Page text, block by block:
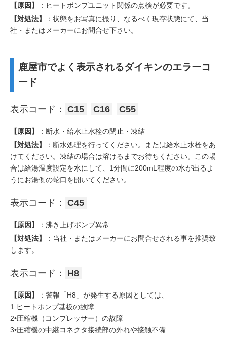
【原因】
：ヒートポンプユニット関係の点検が必要です。
【対処法】
：状態をお写真に撮り、なるべく現存状態にて、当
社・またはメーカーにお問合せ下さい。
鹿屋市でよく表示されるダイキンのエラーコ
ード
表示コード： C15 C16 C55
【原因】
：断水・給水止水栓の閉止・凍結
【対処法】
：断水処理を行ってください。または給水止水栓をあ
けてください。凍結の場合は溶けるまでお待ちください。この場
合は給湯温度設定を水にして、1分間に200mL程度の水が出るよ
うにお湯側の蛇口を開いてください。
表示コード： C45
【原因】
：沸き上げポンプ異常
【対処法】
：当社・またはメーカーにお問合せされる事を推奨致
します。
表示コード： H8
【原因】
：警報「H8」が発生する原因としては、
1.ヒートポンプ基板の故障
2•圧縮機（コンプレッサー）の故障
3•圧縮機の中継コネクタ接続部の外れや接触不備